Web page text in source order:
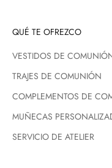
QUÉ TE OFREZCO
VESTIDOS DE
TRAJES DE COMUNIÓN
COMPLEMENTOS DE
MUÑECAS
SERVICIO DE ATELIER